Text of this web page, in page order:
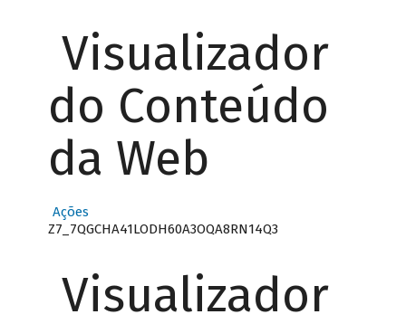
Visualizador
do Conteúdo
da Web
Ações
Z7_7QGCHA41LODH60A3OQA8RN14Q3
Visualizador